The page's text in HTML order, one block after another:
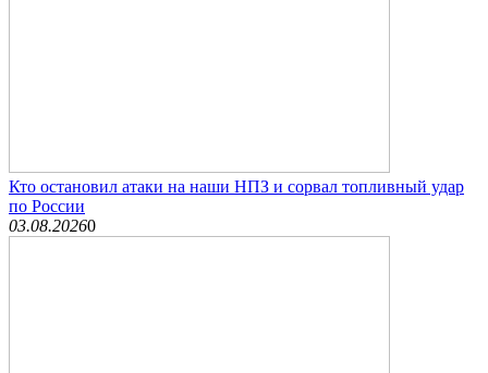
Кто остановил атаки на наши НПЗ и сорвал топливный удар
по России
03.08.20260